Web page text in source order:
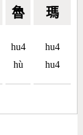
魯 瑪
hu4
hù
hu4
hu4